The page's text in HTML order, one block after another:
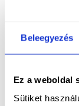
Beleegyezés
Ez a weboldal
Sütiket
A TISZA
Olyan